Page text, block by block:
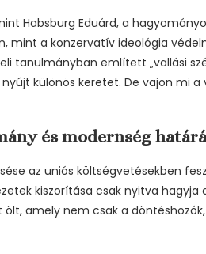
Habsburg Eduárd, a
mint a konzervatív ideológia
tanulmányban említett „vallási
különös keretet. De vajon mi
és modernség
az uniós költségvetésekben
kiszorítása csak nyitva
amely nem csak a